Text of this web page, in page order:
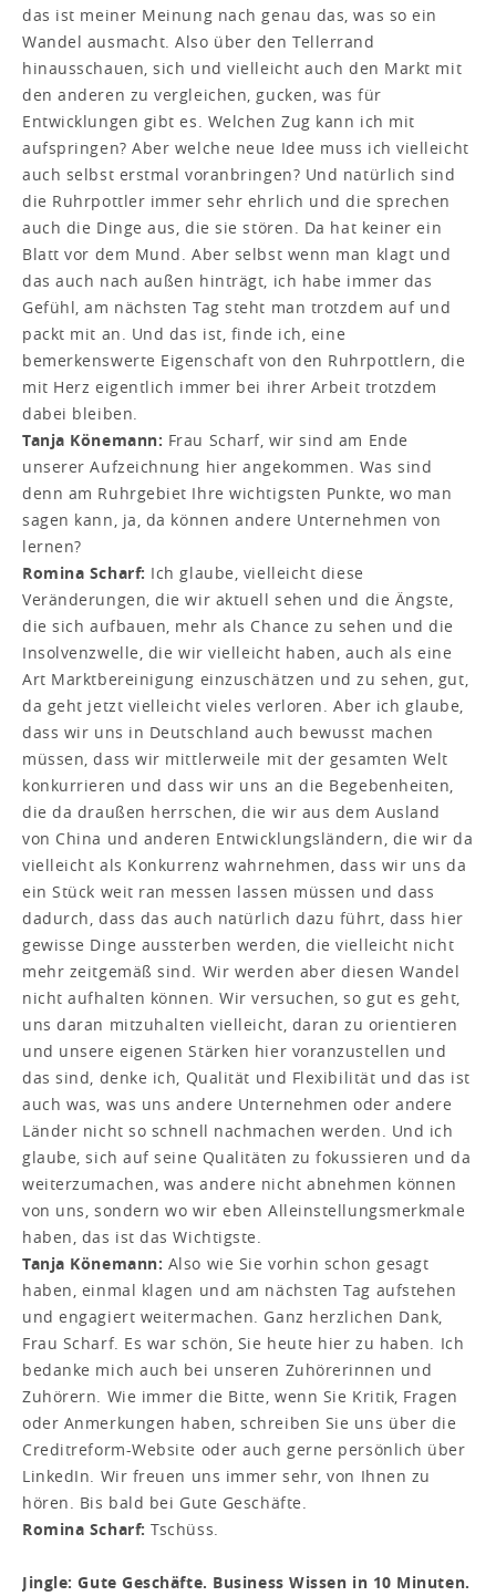
das ist meiner Meinung nach genau das, was so ein
Wandel ausmacht. Also über den Tellerrand
hinausschauen, sich und vielleicht auch den Markt mit
den anderen zu vergleichen, gucken, was für
Entwicklungen gibt es. Welchen Zug kann ich mit
aufspringen? Aber welche neue Idee muss ich vielleicht
auch selbst erstmal voranbringen? Und natürlich sind
die Ruhrpottler immer sehr ehrlich und die sprechen
auch die Dinge aus, die sie stören. Da hat keiner ein
Blatt vor dem Mund. Aber selbst wenn man klagt und
das auch nach außen hinträgt, ich habe immer das
Gefühl, am nächsten Tag steht man trotzdem auf und
packt mit an. Und das ist, finde ich, eine
bemerkenswerte Eigenschaft von den Ruhrpottlern, die
mit Herz eigentlich immer bei ihrer Arbeit trotzdem
dabei bleiben.
Tanja Könemann: Frau Scharf, wir sind am Ende
unserer Aufzeichnung hier angekommen. Was sind
denn am Ruhrgebiet Ihre wichtigsten Punkte, wo man
sagen kann, ja, da können andere Unternehmen von
lernen?
Romina Scharf: Ich glaube, vielleicht diese
Veränderungen, die wir aktuell sehen und die Ängste,
die sich aufbauen, mehr als Chance zu sehen und die
Insolvenzwelle, die wir vielleicht haben, auch als eine
Art Marktbereinigung einzuschätzen und zu sehen, gut,
da geht jetzt vielleicht vieles verloren. Aber ich glaube,
dass wir uns in Deutschland auch bewusst machen
müssen, dass wir mittlerweile mit der gesamten Welt
konkurrieren und dass wir uns an die Begebenheiten,
die da draußen herrschen, die wir aus dem Ausland
von China und anderen Entwicklungsländern, die wir da
vielleicht als Konkurrenz wahrnehmen, dass wir uns da
ein Stück weit ran messen lassen müssen und dass
dadurch, dass das auch natürlich dazu führt, dass hier
gewisse Dinge aussterben werden, die vielleicht nicht
mehr zeitgemäß sind. Wir werden aber diesen Wandel
nicht aufhalten können. Wir versuchen, so gut es geht,
uns daran mitzuhalten vielleicht, daran zu orientieren
und unsere eigenen Stärken hier voranzustellen und
das sind, denke ich, Qualität und Flexibilität und das ist
auch was, was uns andere Unternehmen oder andere
Länder nicht so schnell nachmachen werden. Und ich
glaube, sich auf seine Qualitäten zu fokussieren und da
weiterzumachen, was andere nicht abnehmen können
von uns, sondern wo wir eben Alleinstellungsmerkmale
haben, das ist das Wichtigste.
Tanja Könemann: Also wie Sie vorhin schon gesagt
haben, einmal klagen und am nächsten Tag aufstehen
und engagiert weitermachen. Ganz herzlichen Dank,
Frau Scharf. Es war schön, Sie heute hier zu haben. Ich
bedanke mich auch bei unseren Zuhörerinnen und
Zuhörern. Wie immer die Bitte, wenn Sie Kritik, Fragen
oder Anmerkungen haben, schreiben Sie uns über die
Creditreform-Website oder auch gerne persönlich über
LinkedIn. Wir freuen uns immer sehr, von Ihnen zu
hören. Bis bald bei Gute Geschäfte.
Romina Scharf:Tschüss.
Jingle: Gute Geschäfte. Business Wissen in 10 Minuten.